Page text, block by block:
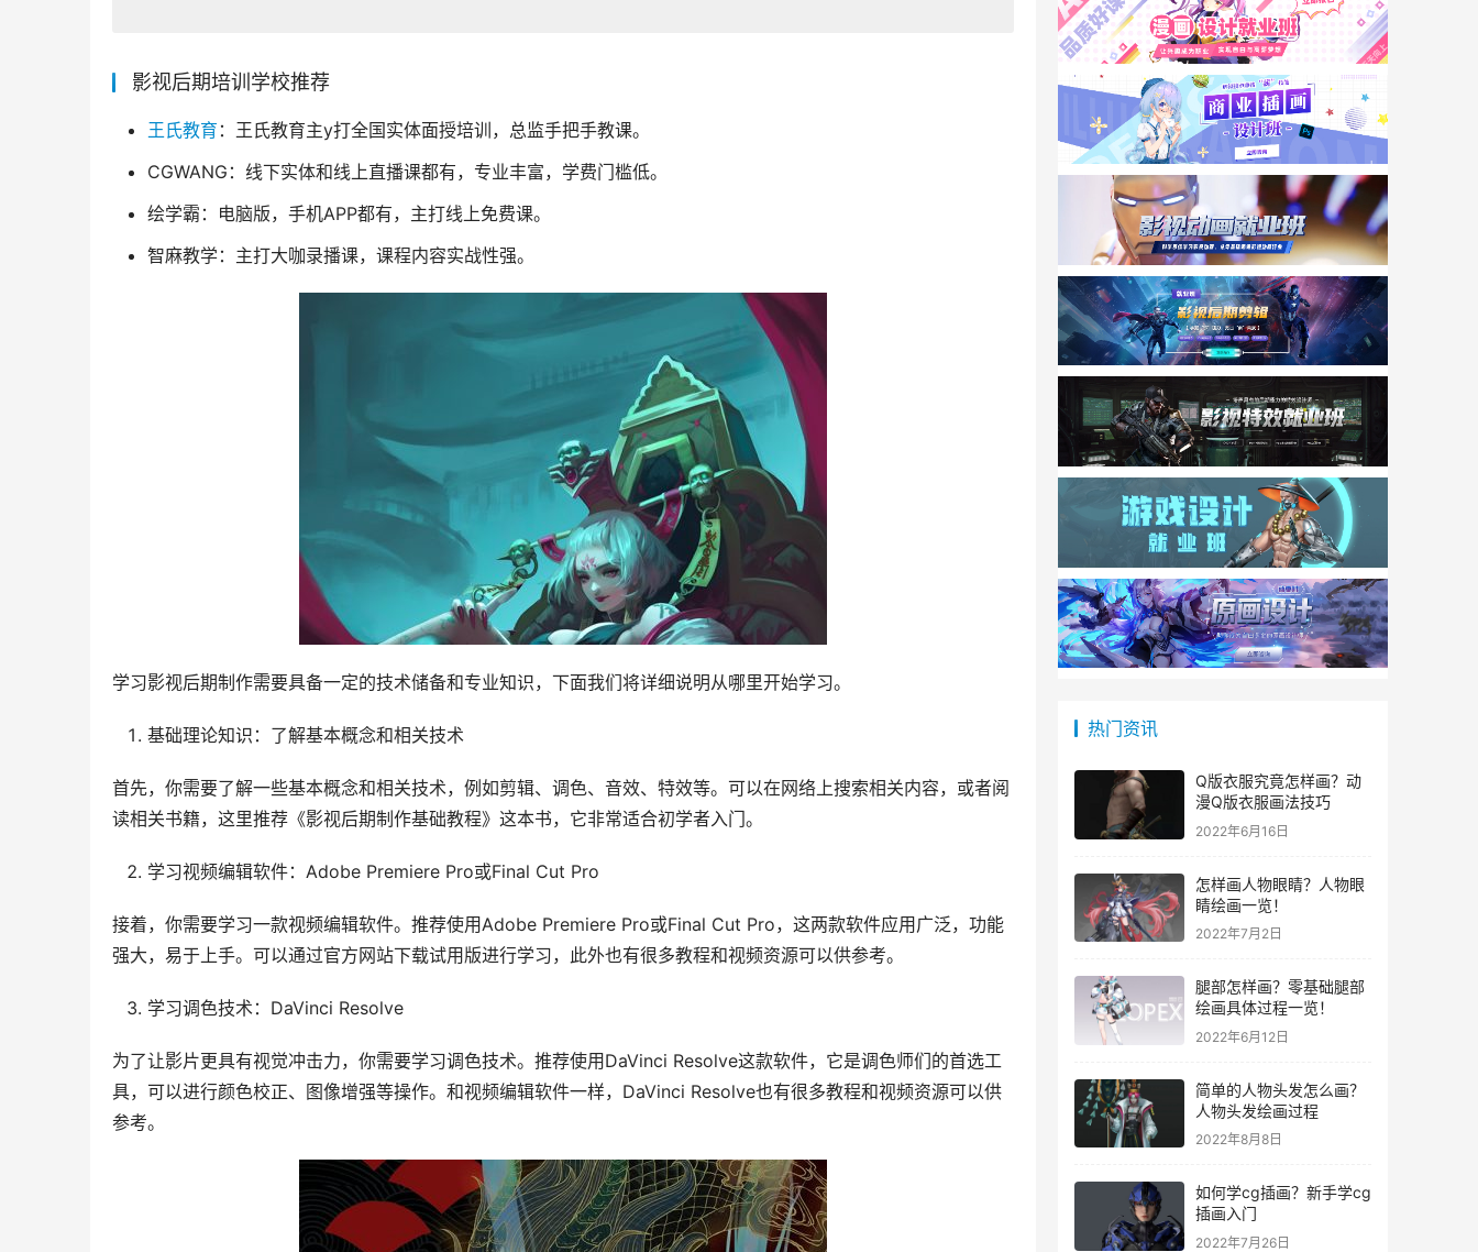
影视后期培训学校推荐
王氏教育 ：王氏教育主y打全国实体面授培训，总监手把手教课。
CGWANG：线下实体和线上直播课都有，专业丰富，学费门槛低。
绘学霸：电脑版，手机APP都有，主打线上免费课。
智麻教学：主打大咖录播课，课程内容实战性强。
学习影视后期制作需要具备一定的技术储备和专业知识，下面我们将详细说明从哪里开始学习。
基础理论知识：了解基本概念和相关技术
首先，你需要了解一些基本概念和相关技术，例如剪辑、调色、音效、特效等。可以在网络上搜索相关内容，或者阅
读相关书籍，这里推荐《影视后期制作基础教程》这本书，它非常适合初学者入门。
学习视频编辑软件：Adobe Premiere Pro或Final Cut Pro
接着，你需要学习一款视频编辑软件。推荐使用Adobe Premiere Pro或Final Cut Pro，这两款软件应用广泛，功能
强大，易于上手。可以通过官方网站下载试用版进行学习，此外也有很多教程和视频资源可以供参考。
学习调色技术：DaVinci Resolve
为了让影片更具有视觉冲击力，你需要学习调色技术。推荐使用DaVinci Resolve这款软件，它是调色师们的首选工
具，可以进行颜色校正、图像增强等操作。和视频编辑软件一样，DaVinci Resolve也有很多教程和视频资源可以供
参考。
热门资讯
Q版衣服究竟怎样画？动
漫Q版衣服画法技巧
2022年6月16日
怎样画人物眼睛？人物眼
睛绘画一览！
2022年7月2日
腿部怎样画？零基础腿部
绘画具体过程一览！
2022年6月12日
简单的人物头发怎么画？
人物头发绘画过程
2022年8月8日
如何学cg插画？新手学cg
插画入门
2022年7月26日